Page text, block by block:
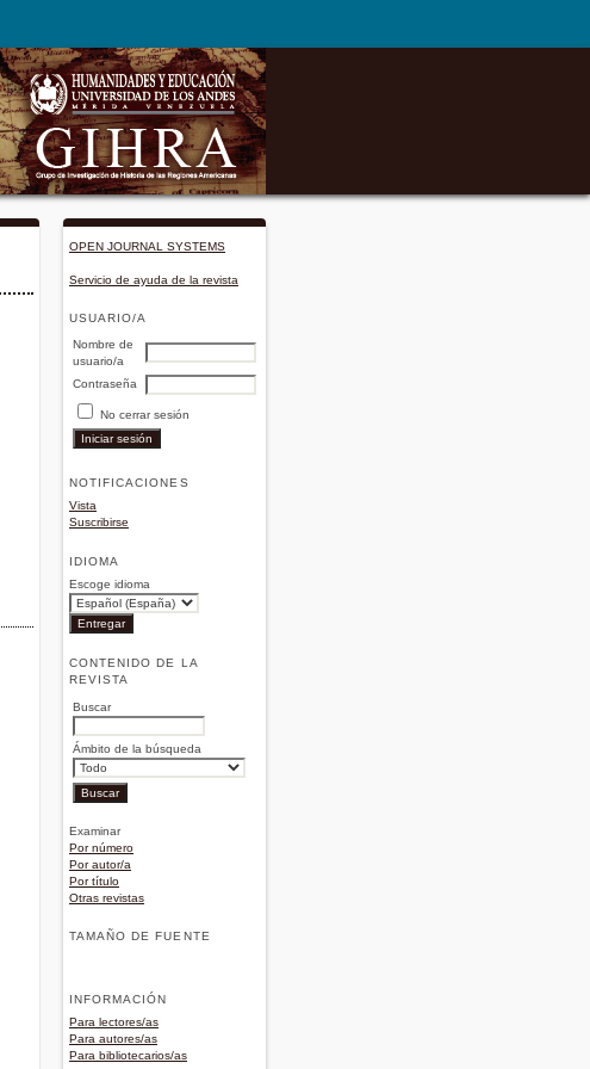
OPEN JOURNAL SYSTEMS
Servicio de ayuda de la revista
USUARIO/A
Nombre de
usuario/a
Contraseña
No cerrar sesión
NOTIFICACIONES
Vista
Suscribirse
IDIOMA
Escoge idioma
CONTENIDO DE LA
REVISTA
Buscar
Ámbito de la búsqueda
Examinar
Por número
Por autor/a
Por título
Otras revistas
TAMAÑO DE FUENTE
INFORMACIÓN
Para lectores/as
Para autores/as
Para bibliotecarios/as